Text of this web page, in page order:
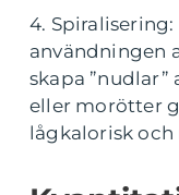
4.
användningen
skapa ”nudlar”
eller morötter
lågkalorisk